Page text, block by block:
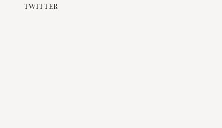
twitter